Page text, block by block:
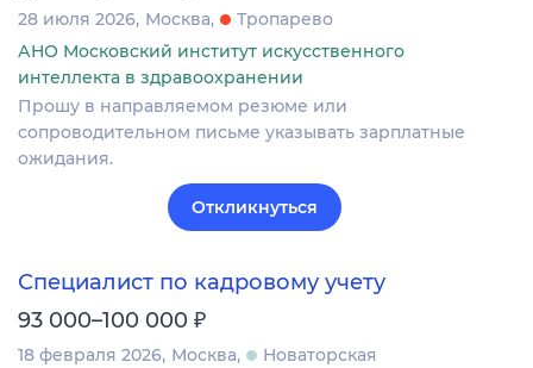
28 июля 2026 Москва
Тропарево
АНО Московский институт искусственного
интеллекта в здравоохранении
Прошу в направляемом резюме или
сопроводительном письме указывать зарплатные
ожидания.
Откликнуться
Специалист по кадровому учету
93 000–100 000 ₽
18 февраля 2026 Москва
Новаторская